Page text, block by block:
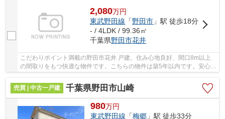
2,080万円
東武野田線 「野田市 」駅 徒歩18分
- / 4LDK / 99.36㎡
千葉県野田市花井
こだわりポイント満載の野田市花井 戸建。住み心地良好、間口8m以上
の間取りをもつ快適な物件です。こちらの物件は築5年以内です。安心の
売買 | 中古一戸建
千葉県野田市山崎
980万円
東武野田線 「梅郷」駅 徒歩33分